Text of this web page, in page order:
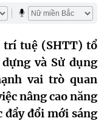
trí tuệ (SHTT) tổ
và Sử dụng
vai trò quan
nâng cao năng
đẩy đổi mới sáng